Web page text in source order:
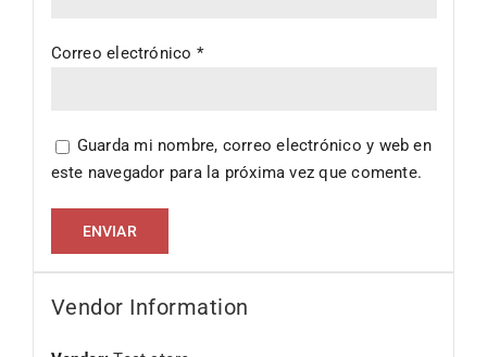
Correo electrónico *
Guarda mi nombre, correo electrónico y web en
este navegador para la próxima vez que comente.
Vendor Information